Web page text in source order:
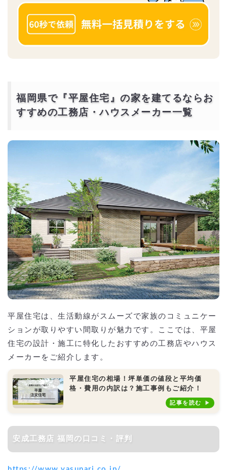
福岡県で『平屋住宅』の家を建てるならお
すすめの工務店・ハウスメーカー一覧
平屋住宅は、生活動線がスムーズで家族のコミュニケー
ションが取りやすい間取りが魅力です。ここでは、平屋
住宅の設計・施工に特化したおすすめの工務店やハウス
メーカーをご紹介します。
平屋住宅の相場！坪単価の値段と平均価
格・費用の内訳は？施工事例もご紹介！
記事を読む
安成工務店 福岡の口コミ・評判